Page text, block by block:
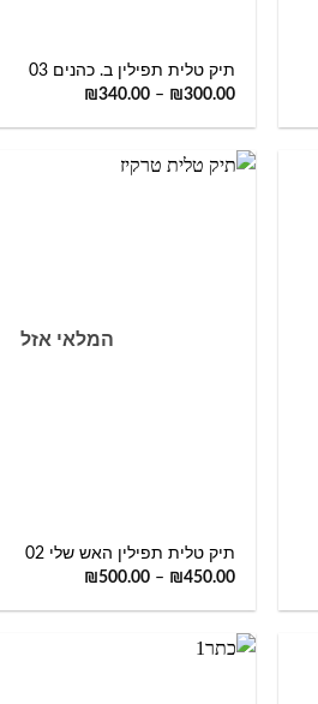
תיק טלית תפילין ב. כהנים 03
₪300.00
–
₪340.00
המלאי אזל
תיק טלית תפילין האש שלי 02
₪450.00
–
₪500.00